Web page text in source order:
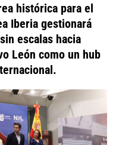
histórica para el
Iberia gestionará
escalas hacia
León como un hub